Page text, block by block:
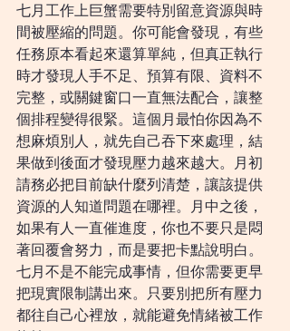
七月工作上巨蟹需要特別留意資源與時
間被壓縮的問題。你可能會發現，有些
任務原本看起來還算單純，但真正執行
時才發現人手不足、預算有限、資料不
完整，或關鍵窗口一直無法配合，讓整
個排程變得很緊。這個月最怕你因為不
想麻煩別人，就先自己吞下來處理，結
果做到後面才發現壓力越來越大。月初
請務必把目前缺什麼列清楚，讓該提供
資源的人知道問題在哪裡。月中之後，
如果有人一直催進度，你也不要只是悶
著回覆會努力，而是要把卡點說明白。
七月不是不能完成事情，但你需要更早
把現實限制講出來。只要別把所有壓力
都往自己心裡放，就能避免情緒被工作